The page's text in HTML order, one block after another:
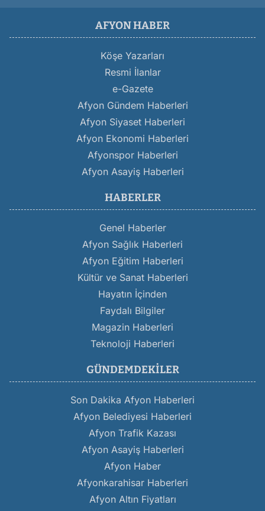
AFYON HABER
Köşe Yazarları
Resmi İlanlar
e-Gazete
Afyon Gündem Haberleri
Afyon Siyaset Haberleri
Afyon Ekonomi Haberleri
Afyonspor Haberleri
Afyon Asayiş Haberleri
HABERLER
Genel Haberler
Afyon Sağlık Haberleri
Afyon Eğitim Haberleri
Kültür ve Sanat Haberleri
Hayatın İçinden
Faydalı Bilgiler
Magazin Haberleri
Teknoloji Haberleri
GÜNDEMDEKILER
Son Dakika Afyon Haberleri
Afyon Belediyesi Haberleri
Afyon Trafik Kazası
Afyon Asayiş Haberleri
Afyon Haber
Afyonkarahisar Haberleri
Afyon Altın Fiyatları